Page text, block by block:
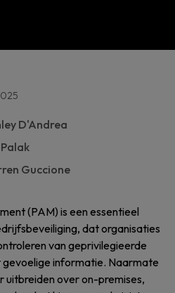
D'Andrea
Guccione
(PAM) is een essentieel
dat organisaties
van geprivilegieerde
informatie. Naarmate
uitbreiden over on-premises,